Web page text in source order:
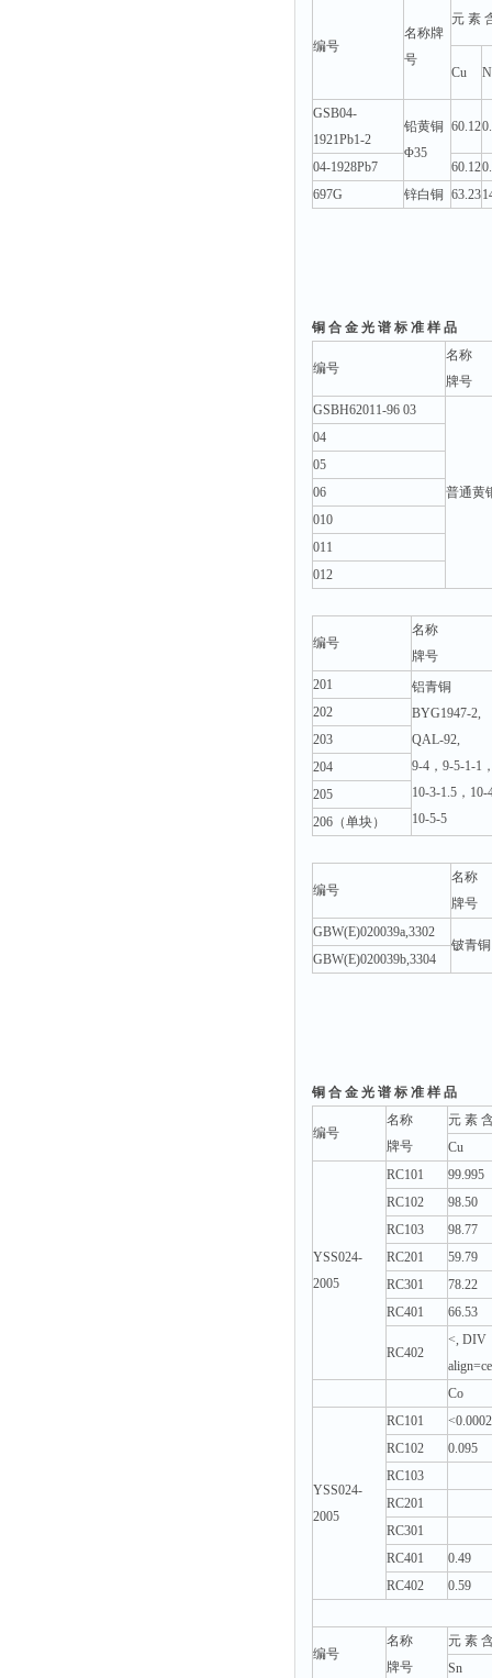
编号
名称牌
号
元 素
Cu
GSB04-
1921Pb1-2
铅黄铜
Φ35
60.12
04-1928Pb7 60.12
697G
锌白铜 63.23
铜 合 金 光 谱 标 准 样 品
编号
名称
牌号
GSBH62011-96 03
普通黄
04
05
06
010
011
012
编号
名称
牌号
201
铝青铜
BYG1947-2,
QAL-92,
9-4，9-5-1-1
10-3-1.5，10-
10-5-5
202
203
204
205
206（单块）
编号
名称
牌号
GBW(E)020039a,3302
铍青铜
GBW(E)020039b,3304
铜 合 金 光 谱 标 准 样 品
编号
名称
牌号
元 素
Cu
YSS024-
2005
RC101
99.995
RC102
98.50
RC103
98.77
RC201
59.79
RC301
78.22
RC401
66.53
RC402
<, DIV
Co
YSS024-
2005
RC101
<0.0002
RC102
0.095
RC103
RC201
RC301
RC401
0.49
RC402
0.59
编号
名称
牌号
元 素
Sn